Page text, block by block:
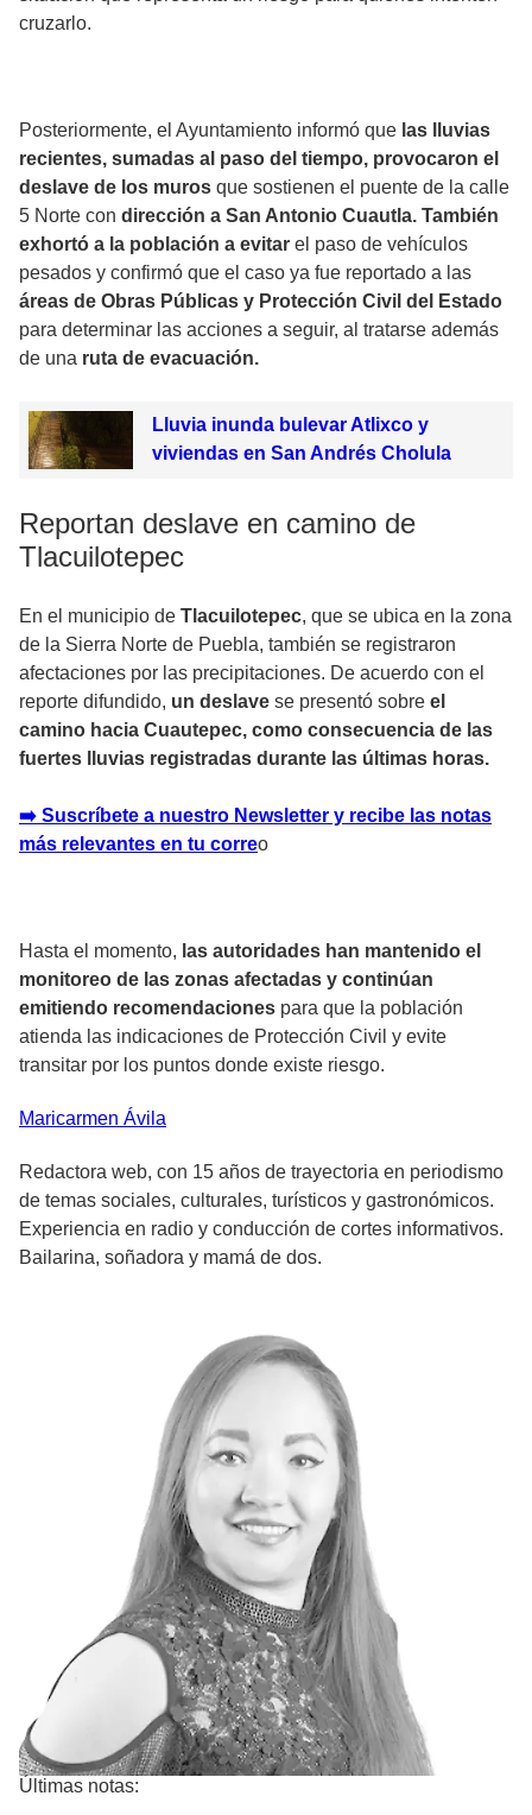
cruzarlo.
Posteriormente, el Ayuntamiento informó que las lluvias
recientes, sumadas al paso del tiempo, provocaron el
deslave de los muros que sostienen el puente de la calle
5 Norte con dirección a San Antonio Cuautla. También
exhortó a la población a evitar el paso de vehículos
pesados y confirmó que el caso ya fue reportado a las
áreas de Obras Públicas y Protección Civil del Estado
para determinar las acciones a seguir, al tratarse además
de una ruta de evacuación.
Lluvia inunda bulevar Atlixco y
viviendas en San Andrés Cholula
Reportan deslave en camino de
Tlacuilotepec
En el municipio de Tlacuilotepec, que se ubica en la zona
de la Sierra Norte de Puebla, también se registraron
afectaciones por las precipitaciones. De acuerdo con el
reporte difundido, un deslave se presentó sobre el
camino hacia Cuautepec, como consecuencia de las
fuertes lluvias registradas durante las últimas horas.
➡️ Suscríbete a nuestro Newsletter y recibe las notas
más relevantes en tu correo
Hasta el momento, las autoridades han mantenido el
monitoreo de las zonas afectadas y continúan
emitiendo recomendaciones para que la población
atienda las indicaciones de Protección Civil y evite
transitar por los puntos donde existe riesgo.
Maricarmen Ávila
Redactora web, con 15 años de trayectoria en periodismo
de temas sociales, culturales, turísticos y gastronómicos.
Experiencia en radio y conducción de cortes informativos.
Bailarina, soñadora y mamá de dos.
Últimas notas: